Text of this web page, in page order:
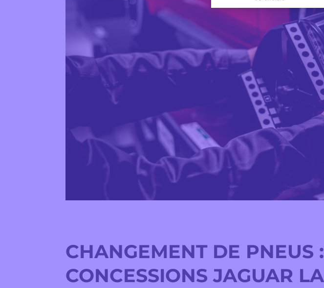
CHANGEMENT DE PNEUS
CONCESSIONS JAGUAR